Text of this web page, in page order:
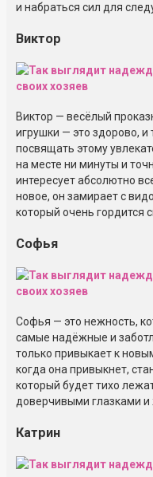
и набраться сил для
Виктор
Виктор — весёлый
игрушки — это здорово, и
посвящать этому
на месте ни минуты и
интересует абсолютно
новое, он замирает с
который очень гордится
Софья
Софья — это нежность,
самые надёжные и
только привыкает к
когда она привыкнет,
который будет тихо
доверчивыми глазками и
Катрин